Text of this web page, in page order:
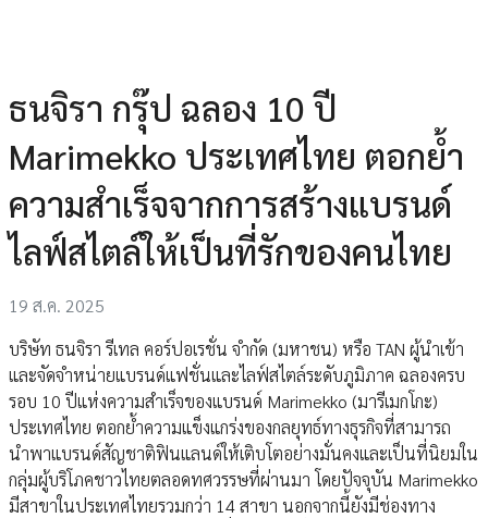
ธนจิรา กรุ๊ป ฉลอง 10 ปี
Marimekko ประเทศไทย ตอกย้ำ
ความสำเร็จจากการสร้างแบรนด์
ไลฟ์สไตล์ให้เป็นที่รักของคนไทย
19 ส.ค. 2025
บริษัท ธนจิรา รีเทล คอร์ปอเรชั่น จำกัด (มหาชน) หรือ TAN ผู้นำเข้า
และจัดจำหน่ายแบรนด์แฟชั่นและไลฟ์สไตล์ระดับภูมิภาค ฉลองครบ
รอบ 10 ปีแห่งความสำเร็จของแบรนด์ Marimekko (มารีเมกโกะ)
ประเทศไทย ตอกย้ำความแข็งแกร่งของกลยุทธ์ทางธุรกิจที่สามารถ
นำพาแบรนด์สัญชาติฟินแลนด์ให้เติบโตอย่างมั่นคงและเป็นที่นิยมใน
กลุ่มผู้บริโภคชาวไทยตลอดทศวรรษที่ผ่านมา โดยปัจจุบัน Marimekko
มีสาขาในประเทศไทยรวมกว่า 14 สาขา นอกจากนี้ยังมีช่องทาง